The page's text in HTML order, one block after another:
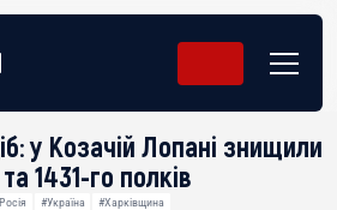
у Козачій Лопані знищили
1431-го полків
#Україна #Харківщина